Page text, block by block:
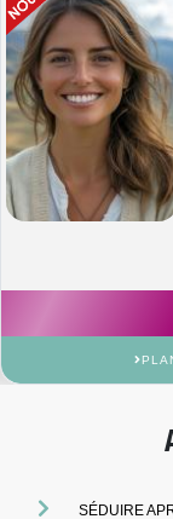
SÉDUIRE